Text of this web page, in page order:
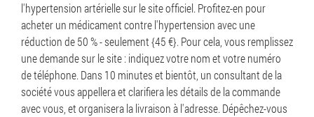
l'hypertension artérielle sur le site officiel. Profitez-en pour
acheter un médicament contre l'hypertension avec une
réduction de 50 % - seulement {45 €}. Pour cela, vous remplissez
une demande sur le site : indiquez votre nom et votre numéro
de téléphone. Dans 10 minutes et bientôt, un consultant de la
société vous appellera et clarifiera les détails de la commande
avec vous, et organisera la livraison à l'adresse. Dépêchez-vous